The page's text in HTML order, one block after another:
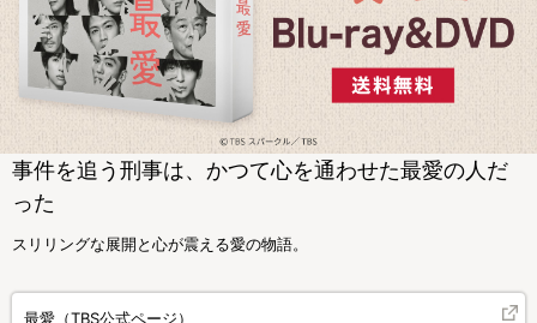
事件を追う刑事は、かつて心を通わせた最愛の人だ
った
スリリングな展開と心が震える愛の物語。
最愛（TBS公式ページ）